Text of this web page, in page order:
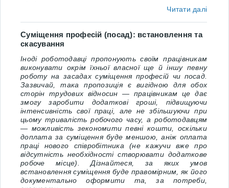
Читати далі
Суміщення професій (посад): встановлення та
скасування
Іноді роботодавці пропонують своїм працівникам
виконувати окрім їхньої власної ще й іншу певну
роботу на засадах суміщення професій чи посад.
Зазвичай, така пропозиція є вигідною для обох
сторін трудових відносин — працівникам це дає
змогу заробити додаткові гроші, підвищуючи
інтенсивність свої праці, але не збільшуючи при
цьому тривалість робочого часу, а роботодавцям
— можливість зекономити певні кошти, оскільки
доплата за суміщення буде меншою, аніж оплата
праці нового співробітника (не кажучи вже про
відсутність необхідності створювати додаткове
робоче місце). Дізнайтеся, за яких умов
встановлення суміщення буде правомірним, як його
документально оформити та, за потреби,